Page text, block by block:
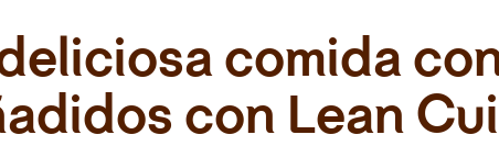
comida
con Lean